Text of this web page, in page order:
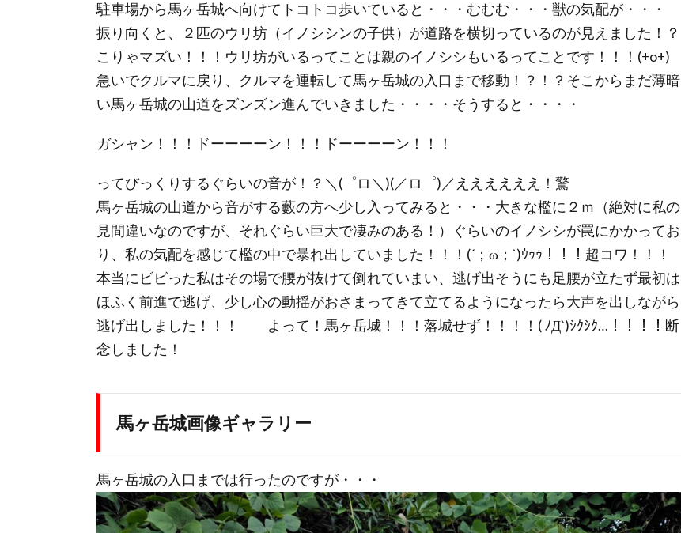
駐車場から馬ヶ岳城へ向けてトコトコ歩いていると・・・むむむ・・・獣の気配が・・・
振り向くと、２匹のウリ坊（イノシシンの子供）が道路を横切っているのが見えました！？
こりゃマズい！！！ウリ坊がいるってことは親のイノシシもいるってことです！！！(+o+)
急いでクルマに戻り、クルマを運転して馬ヶ岳城の入口まで移動！？！？そこからまだ薄暗
い馬ヶ岳城の山道をズンズン進んでいきました・・・・そうすると・・・・
ガシャン！！！ドーーーーン！！！ドーーーーン！！！
ってびっくりするぐらいの音が！？＼(゜ロ＼)(／ロ゜)／ええええええ！驚
馬ヶ岳城の山道から音がする藪の方へ少し入ってみると・・・大きな檻に２ｍ（絶対に私の
見間違いなのですが、それぐらい巨大で凄みのある！）ぐらいのイノシシが罠にかかってお
り、私の気配を感じて檻の中で暴れ出していました！！！(´；ω；`)ｳｩｩ！！！超コワ！！！
本当にビビった私はその場で腰が抜けて倒れていまい、逃げ出そうにも足腰が立たず最初は
ほふく前進で逃げ、少し心の動揺がおさまってきて立てるようになったら大声を出しながら
逃げ出しました！！！ よって！馬ヶ岳城！！！落城せず！！！！( ﾉД`)ｼｸｼｸ…！！！！断
念しました！
馬ヶ岳城画像ギャラリー
馬ヶ岳城の入口までは行ったのですが・・・